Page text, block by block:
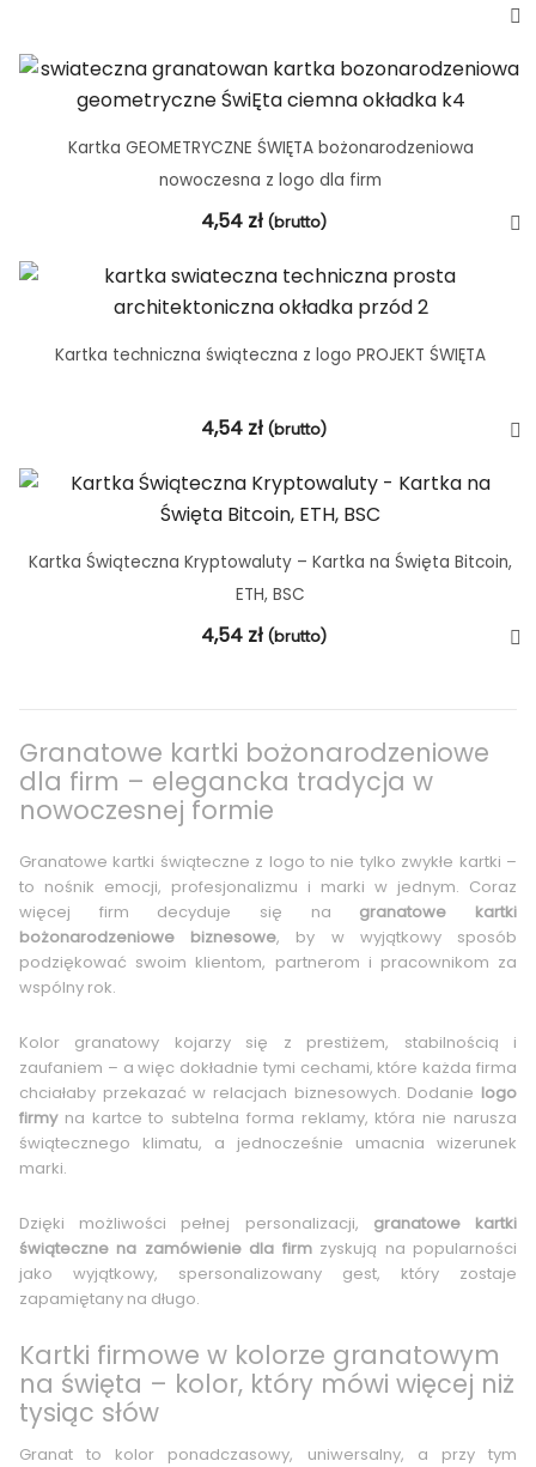
Kartka GEOMETRYCZNE ŚWIĘTA bożonarodzeniowa
nowoczesna z logo dla firm
4,54 zł (brutto)
Kartka techniczna świąteczna z logo PROJEKT ŚWIĘTA
4,54 zł (brutto)
Kartka Świąteczna Kryptowaluty – Kartka na Święta Bitcoin,
ETH, BSC
4,54 zł (brutto)
Granatowe kartki bożonarodzeniowe
dla firm – elegancka tradycja w
nowoczesnej formie
Granatowe kartki świąteczne z logo to nie tylko zwykłe kartki –
to nośnik emocji, profesjonalizmu i marki w jednym. Coraz
więcej firm decyduje się na granatowe kartki
bożonarodzeniowe biznesowe, by w wyjątkowy sposób
podziękować swoim klientom, partnerom i pracownikom za
wspólny rok.
Kolor granatowy kojarzy się z prestiżem, stabilnością i
zaufaniem – a więc dokładnie tymi cechami, które każda firma
chciałaby przekazać w relacjach biznesowych. Dodanie logo
firmyna kartce to subtelna forma reklamy, która nie narusza
świątecznego klimatu, a jednocześnie umacnia wizerunek
marki.
Dzięki możliwości pełnej personalizacji, granatowe kartki
świąteczne na zamówienie dla firmzyskują na popularności
jako wyjątkowy, spersonalizowany gest, który zostaje
zapamiętany na długo.
Kartki firmowe w kolorze granatowym
na święta – kolor, który mówi więcej niż
tysiąc słów
Granat to kolor ponadczasowy, uniwersalny, a przy tym